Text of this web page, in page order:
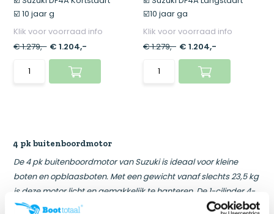
☑️ 10 jaar g
Klik voor voorraad info
€ 1.279,- € 1.204,-
☑️10 jaar ga
Klik voor voorraad info
€ 1.279,- € 1.204,-
4 pk buitenboordmotor
De 4 pk buitenboordmotor van Suzuki is ideaal voor kleine
boten en opblaasboten. Met een gewicht vanaf slechts 23,5 kg
is deze motor licht en gemakkelijk te hanteren. De 1-cilinder 4-
takt motor met een cilinderinhoud van 138 cm³ biedt